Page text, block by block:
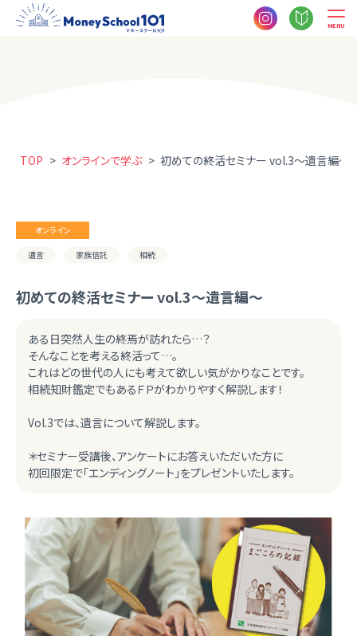
MENU
TOP > オンラインで学ぶ > 初めての終活セミナー vol.3～遺言編～
オンライン
遺言 家族信託 相続
初めての終活セミナー vol.3～遺言編～
ある日突然人生の終焉が訪れたら…？
そんなことを考える終活って…。
これはどの世代の人にも考えて欲しい気がかりなことです。
相続知財鑑定でもあるＦＰがわかりやすく解説します！
Vol.3では、遺言について解説します。
＊セミナー受講後、アンケートにお答えいただいた方に
初回限定で「エンディングノート」をプレゼントいたします。